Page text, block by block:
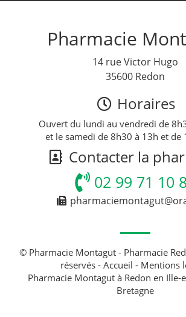
Pharmacie
14 rue Victor Hugo
35600 Redon
Horaires
Ouvert du lundi au vendredi de
et le samedi de 8h30 à 13h et de
Contacter la
02 99 71 10
© Pharmacie Montagut - Pharmacie
réservés - Accueil - Mentions
Pharmacie Montagut à Redon en Ille-
Bretagne